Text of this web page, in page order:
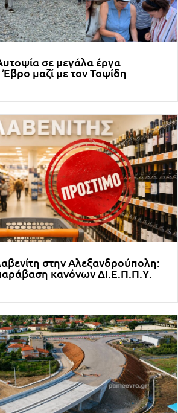
σε μεγάλα έργα
Έβρο μαζί με τον Τοψίδη
στην Αλεξανδρούπολη:
κανόνων ΔΙ.Ε.Π.Π.Υ.